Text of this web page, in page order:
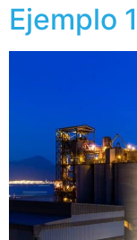
Ejemplo 1